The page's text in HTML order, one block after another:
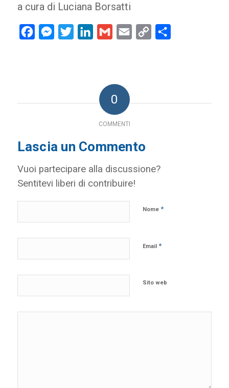
a cura di Luciana Borsatti
FacebookMessenger
Twitter LinkedInGmail Email
Copy
0
COMMENTI
Lascia un Commento
Vuoi partecipare alla discussione?
Sentitevi liberi di contribuire!
Nome *
Email *
Sito web